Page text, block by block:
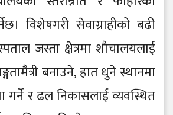
विशेषगरी सेवाग्राहीको बढी
जस्ता क्षेत्रमा शौचालयलाई
बनाउने, हात धुने स्थानमा
गर्ने र ढल निकासलाई व्यवस्थित